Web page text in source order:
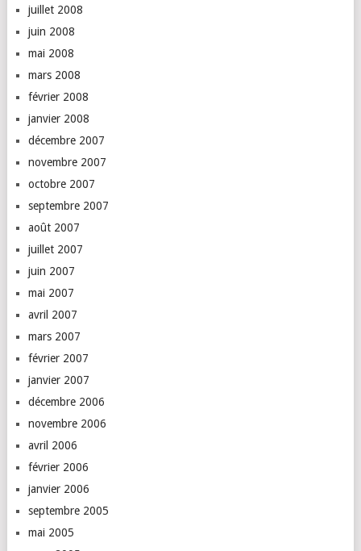
juillet 2008
juin 2008
mai 2008
mars 2008
février 2008
janvier 2008
décembre 2007
novembre 2007
octobre 2007
septembre 2007
août 2007
juillet 2007
juin 2007
mai 2007
avril 2007
mars 2007
février 2007
janvier 2007
décembre 2006
novembre 2006
avril 2006
février 2006
janvier 2006
septembre 2005
mai 2005